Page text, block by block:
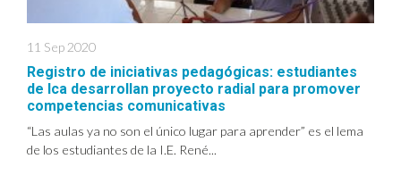
11 Sep 2020
Registro de iniciativas pedagógicas: estudiantes
de Ica desarrollan proyecto radial para promover
competencias comunicativas
“Las aulas ya no son el único lugar para aprender” es el lema
de los estudiantes de la I.E. René...